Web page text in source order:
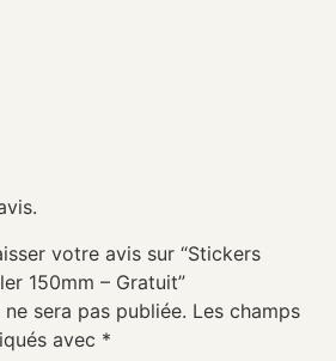
votre avis sur “Stickers
150mm – Gratuit”
sera pas publiée. Les champs
avec *